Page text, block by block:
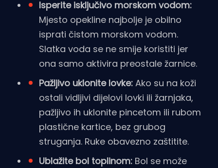
Isperite isključivo morskom vodom:
Mjesto opekline najbolje je obilno
isprati čistom morskom vodom.
Slatka voda se ne smije koristiti jer
ona samo aktivira preostale žarnice.
Pažljivo uklonite lovke: Ako su na koži
ostali vidljivi dijelovi lovki ili žarnjaka,
pažljivo ih uklonite pincetom ili rubom
plastične kartice, bez grubog
struganja. Ruke obavezno zaštitite.
Ublažite bol toplinom: Bol se može